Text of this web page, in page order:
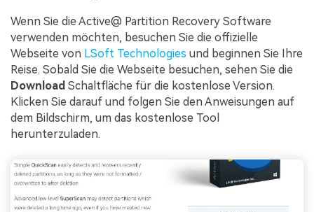
Wenn Sie die Active@ Partition Recovery Software
verwenden möchten, besuchen Sie die offizielle
Webseite von LSoft Technologies und beginnen Sie Ihre
Reise. Sobald Sie die Webseite besuchen, sehen Sie die
Download Schaltfläche für die kostenlose Version.
Klicken Sie darauf und folgen Sie den Anweisungen auf
dem Bildschirm, um das kostenlose Tool
herunterzuladen.